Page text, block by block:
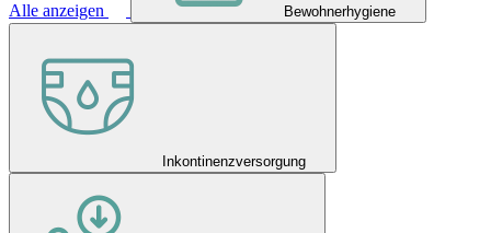
Alle anzeigen Bewohnerhygiene
Inkontinenzversorgung